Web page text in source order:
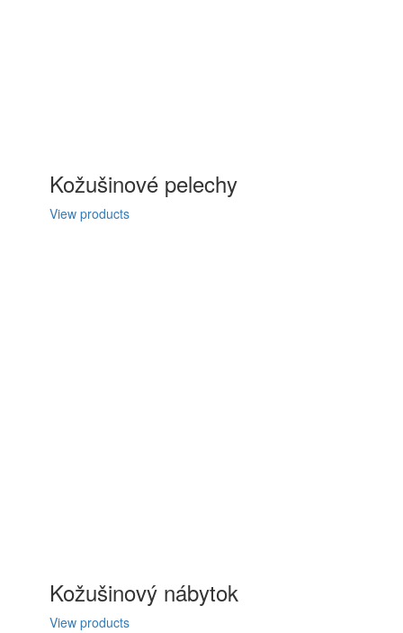
Kožušinové pelechy
View products
Kožušinový nábytok
View products